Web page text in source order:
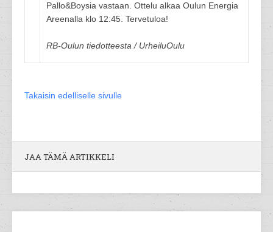
Pallo&Boysia vastaan. Ottelu alkaa Oulun Energia
Areenalla klo 12:45. Tervetuloa!
RB-Oulun tiedotteesta / UrheiluOulu
Takaisin edelliselle sivulle
JAA TÄMÄ ARTIKKELI